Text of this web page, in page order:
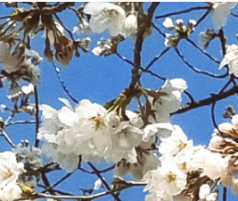
企業
さどUIターン・地元就職
インターンシップ